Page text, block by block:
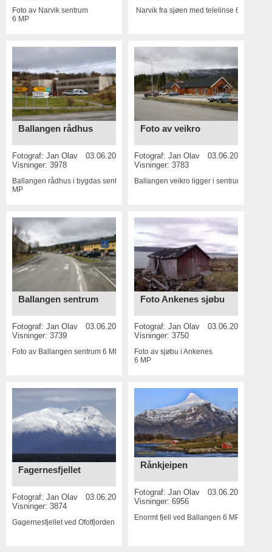
Foto av Narvik sentrum
6 MP
Narvik fra sjøen med telelinse6 MP
Ballangen rådhus
Fotograf: Jan Olav
03.06.2015
Visninger: 3978
Ballangen rådhus i bygdas sentrum
MP
Foto av veikro
Fotograf:Jan Olav
03.06.2015
Visninger: 3783
Ballangen veikro ligger i sentrum
Ballangen sentrum
Fotograf: Jan Olav
03.06.2015
Visninger: 3739
Foto av Ballangen sentrum 6 MP
Foto Ankenes sjøbu
Fotograf:Jan Olav
03.06.2015
Visninger: 3750
Foto av sjøbu i Ankenes
6 MP
Fagernesfjellet
Fotograf: Jan Olav
03.06.2015
Visninger: 3874
Gagernesfjellet ved Ofotfjorden
Rånkjeipen
Fotograf:Jan Olav
03.06.2015
Visninger: 6956
Enormt fjell ved Ballangen6 MP